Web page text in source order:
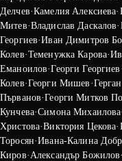
Делчев·Камелия Алексиева·
Митев·Владислав Даскалов·
Георгиев·Иван Димитров
Колев·Теменужка Карова·
Еманоилов·Георги Георгиев ·
Колев·Георги Мишев ·
Първанов·Георги Митков
Кунчева·Симона Михаилова·
Христова·Виктория Цекова·
Торосян·Ивана-Калина
Киров· Александър Божилов·